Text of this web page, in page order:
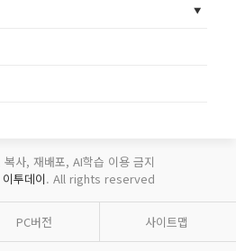
사, 재배포, AI학습 이용 금지
이투데이. All rights reserved
PC버전 사이트맵